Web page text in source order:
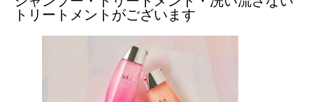
トリートメントがございます